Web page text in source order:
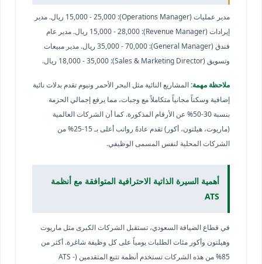
مدير عمليات (Operations Manager): 15,000 - 25,000 ريال. مدير
إيرادات (Revenue Manager): 15,000 - 28,000 ريال. مدير عام
فندق (General Manager): 35,000 - 70,000 ريال. مدير مبيعات
وتسويق (Sales & Marketing Director): 18,000 - 35,000 ريال.
ملاحظة مهمة:المشاريع النائية مثل البحر الأحمر ونيوم تقدم بدلات نائية
إضافية وسكناً مجانياً متكاملاً مع وجبات، مما يرفع إجمالي الحزمة
بنسبة 30-50% عن الأرقام المذكورة. كما أن الشركات العالمية
(ماريوت، هيلتون، أكور) تقدم عادةً رواتب أعلى بـ 15-25% من
الشركات المحلية لنفس المسمى الوظيفي.
أهمية السيرة الذاتية الاحترافية المتوافقة مع أنظمة
ATS
في قطاع الضيافة السعودي، تستقبل الشركات الكبرى مثل ماريوت
وهيلتون وأكور مئات الطلبات يومياً على كل وظيفة شاغرة. أكثر من
85% من هذه الشركات تستخدم أنظمة تتبع المتقدمين (ATS -